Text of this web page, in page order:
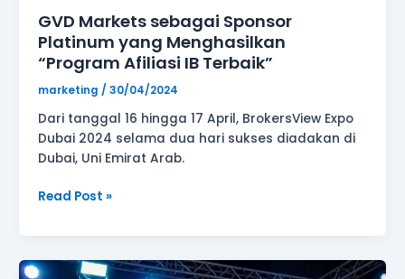
GVD Markets sebagai Sponsor
Platinum yang Menghasilkan
“Program Afiliasi IB Terbaik”
marketing / 30/04/2024
Dari tanggal 16 hingga 17 April, BrokersView Expo
Dubai 2024 selama dua hari sukses diadakan di
Dubai, Uni Emirat Arab.
Read Post »
GVD